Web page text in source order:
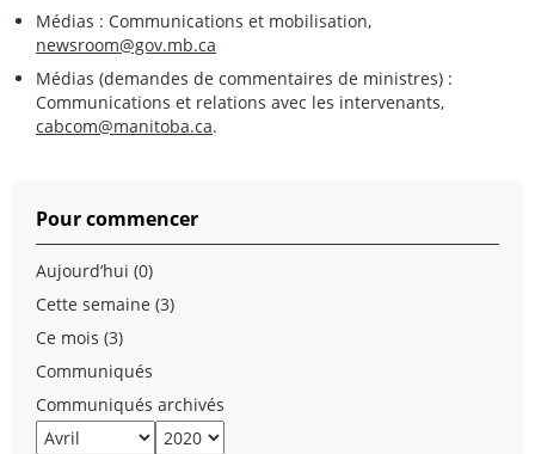
Médias : Communications et mobilisation,
newsroom@gov.mb.ca
Médias (demandes de commentaires de ministres) :
Communications et relations avec les intervenants,
cabcom@manitoba.ca.
Pour commencer
Aujourd’hui (0)
Cette semaine (3)
Ce mois (3)
Communiqués
Communiqués archivés